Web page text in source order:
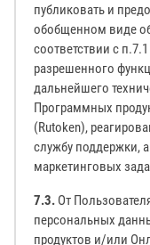
публиковать и
обобщенном виде
соответствии с
разрешенного
дальнейшего
Программных
(Rutoken),
службу поддержки,
маркетинговых
7.3. От
персональных
продуктов и/или